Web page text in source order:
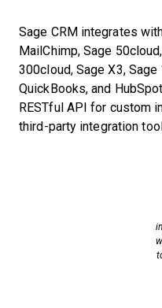
Sage CRM integrates
MailChimp, Sage
300cloud, Sage X3,
QuickBooks, and
RESTful API for custom
third-party integration